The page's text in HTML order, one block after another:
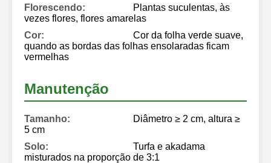
Florescendo:
Plantas suculentas, às
vezes flores, flores amarelas
Cor:
Cor da folha verde suave,
quando as bordas das folhas ensolaradas ficam
vermelhas
Manutenção
Tamanho:
Diâmetro ≥ 2 cm, altura ≥
5 cm
Solo:
Turfa e akadama
misturados na proporção de 3:1